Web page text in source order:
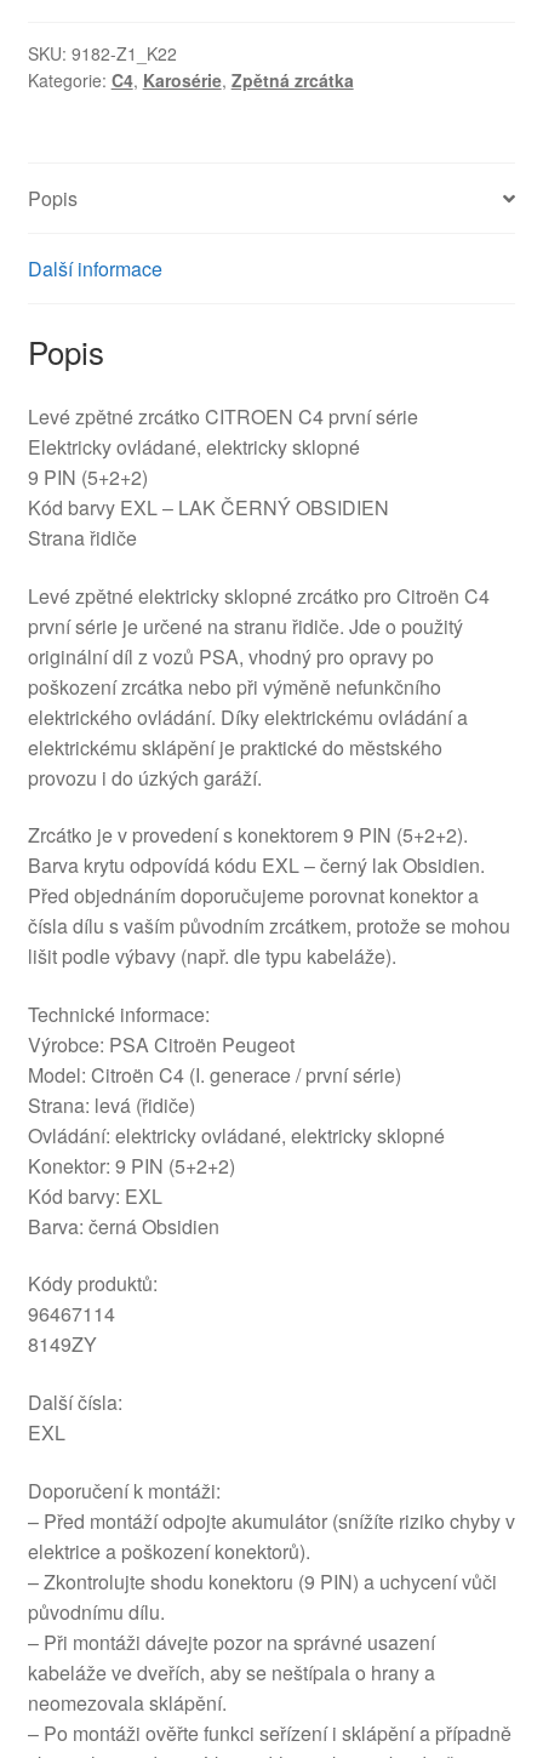
zrcátko
Citroën
8149ZY
SKU: 9182-Z1_K22
Kategorie: C4, Karosérie, Zpětná zrcátka
Popis
Další informace
Popis
Levé zpětné zrcátko CITROEN C4 první série
Elektricky ovládané, elektricky sklopné
9 PIN (5+2+2)
Kód barvy EXL – LAK ČERNÝ OBSIDIEN
Strana řidiče
Levé zpětné elektricky sklopné zrcátko pro Citroën C4
první série je určené na stranu řidiče. Jde o použitý
originální díl z vozů PSA, vhodný pro opravy po
poškození zrcátka nebo při výměně nefunkčního
elektrického ovládání. Díky elektrickému ovládání a
elektrickému sklápění je praktické do městského
provozu i do úzkých garáží.
Zrcátko je v provedení s konektorem 9 PIN (5+2+2).
Barva krytu odpovídá kódu EXL – černý lak Obsidien.
Před objednáním doporučujeme porovnat konektor a
čísla dílu s vaším původním zrcátkem, protože se mohou
lišit podle výbavy (např. dle typu kabeláže).
Technické informace:
Výrobce: PSA Citroën Peugeot
Model: Citroën C4 (I. generace / první série)
Strana: levá (řidiče)
Ovládání: elektricky ovládané, elektricky sklopné
Konektor: 9 PIN (5+2+2)
Kód barvy: EXL
Barva: černá Obsidien
Kódy produktů:
96467114
8149ZY
Další čísla:
EXL
Doporučení k montáži:
– Před montáží odpojte akumulátor (snížíte riziko chyby v
elektrice a poškození konektorů).
– Zkontrolujte shodu konektoru (9 PIN) a uchycení vůči
původnímu dílu.
– Při montáži dávejte pozor na správné usazení
kabeláže ve dveřích, aby se neštípala o hrany a
neomezovala sklápění.
– Po montáži ověřte funkci seřízení i sklápění a případně